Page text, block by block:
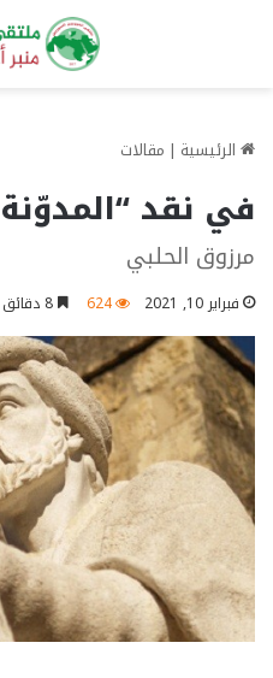
الرئيسية | مقالات
في نقد
مرزوق الحلبي
فبراير 10, 2021 624